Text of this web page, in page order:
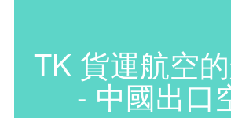
TK 貨運航空
- 中國出口